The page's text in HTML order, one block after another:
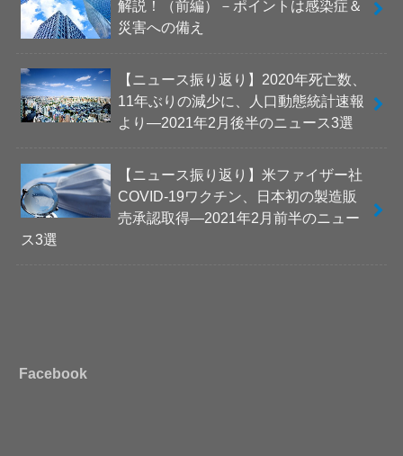
解説！（前編）－ポイントは感染症＆
災害への備え
【ニュース振り返り】2020年死亡数、
11年ぶりの減少に、人口動態統計速報
より―2021年2月後半のニュース3選
【ニュース振り返り】米ファイザー社
COVID-19ワクチン、日本初の製造販
売承認取得―2021年2月前半のニュー
ス3選
Facebook